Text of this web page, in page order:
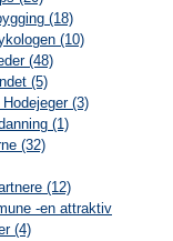
(18)
(10)
(48)
(5)
(3)
(1)
(32)
(12)
-en attraktiv
(4)